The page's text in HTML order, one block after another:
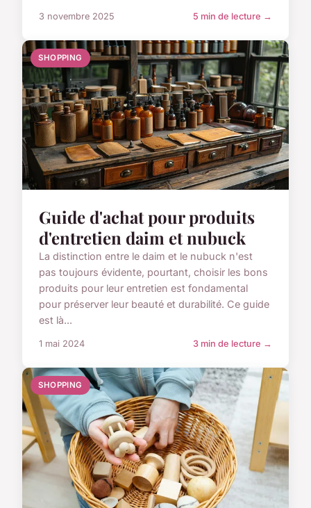
3 novembre 2025 5 min de lecture →
SHOPPING
Guide d'achat pour produits
d'entretien daim et nubuck
La distinction entre le daim et le nubuck n'est
pas toujours évidente, pourtant, choisir les bons
produits pour leur entretien est fondamental
pour préserver leur beauté et durabilité. Ce guide
est là...
1 mai 2024 3 min de lecture →
SHOPPING